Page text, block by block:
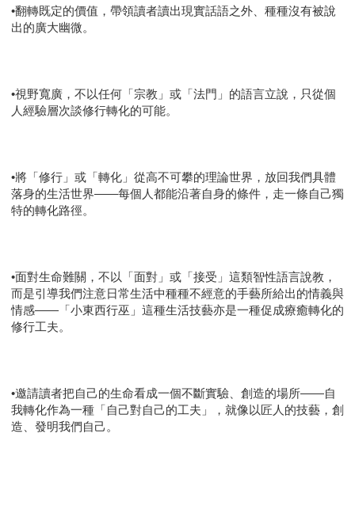
•翻轉既定的價值，帶領讀者讀出現實話語之外、種種沒有被說
出的廣大幽微。
•視野寬廣，不以任何「宗教」或「法門」的語言立說，只從個
人經驗層次談修行轉化的可能。
•將「修行」或「轉化」從高不可攀的理論世界，放回我們具體
落身的生活世界――每個人都能沿著自身的條件，走一條自己獨
特的轉化路徑。
•面對生命難關，不以「面對」或「接受」這類智性語言說教，
而是引導我們注意日常生活中種種不經意的手藝所給出的情義與
情感――「小東西行巫」這種生活技藝亦是一種促成療癒轉化的
修行工夫。
•邀請讀者把自己的生命看成一個不斷實驗、創造的場所――自
我轉化作為一種「自己對自己的工夫」，就像以匠人的技藝，創
造、發明我們自己。